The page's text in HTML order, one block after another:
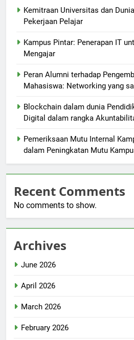
Kemitraan Universitas dan
Pekerjaan Pelajar
Kampus Pintar: Penerapan IT
Mengajar
Peran Alumni terhadap
Mahasiswa: Networking yang
Blockchain dalam dunia
Digital dalam rangka
Pemeriksaan Mutu Internal
dalam Peningkatan Mutu
Recent Comments
No comments to show.
Archives
June 2026
April 2026
March 2026
February 2026